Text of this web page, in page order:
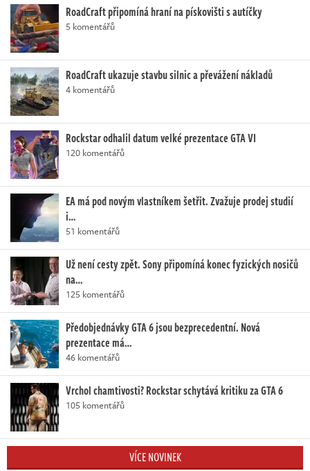
RoadCraft připomíná hraní na pískovišti s autíčky
5 komentářů
RoadCraft ukazuje stavbu silnic a převážení nákladů
4 komentářů
Rockstar odhalil datum velké prezentace GTA VI
120 komentářů
EA má pod novým vlastníkem šetřit. Zvažuje prodej studií
i…
51 komentářů
Už není cesty zpět. Sony připomíná konec fyzických nosičů
na…
125 komentářů
Předobjednávky GTA 6 jsou bezprecedentní. Nová
prezentace má…
46 komentářů
Vrchol chamtivosti? Rockstar schytává kritiku za GTA 6
105 komentářů
VÍCE NOVINEK